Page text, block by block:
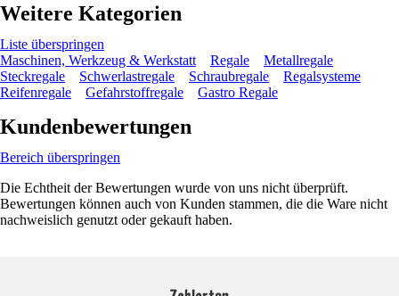
Weitere Kategorien
Liste überspringen
Maschinen, Werkzeug & Werkstatt
Regale
Metallregale
Steckregale
Schwerlastregale Schraubregale
Regalsysteme
Reifenregale
Gefahrstoffregale Gastro Regale
Kundenbewertungen
Bereich überspringen
Die Echtheit der Bewertungen wurde von uns nicht überprüft.
Bewertungen können auch von Kunden stammen, die die Ware nicht
nachweislich genutzt oder gekauft haben.